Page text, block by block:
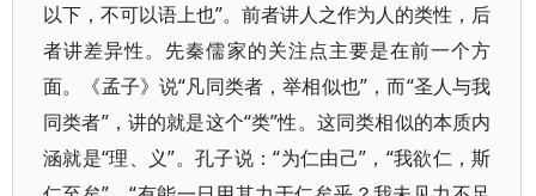
以下，不可以语上也”。前者讲人之作为人的类性，后
者讲差异性。先秦儒家的关注点主要是在前一个方
面。《孟子》说“凡同类者，举相似也”，而“圣人与我
同类者”，讲的就是这个“类”性。这同类相似的本质内
涵就是“理、义”。孔子说：“为仁由己”，“我欲仁，斯